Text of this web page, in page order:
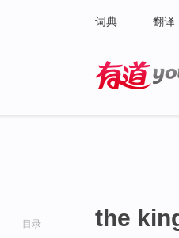
词典 翻译
目录 the